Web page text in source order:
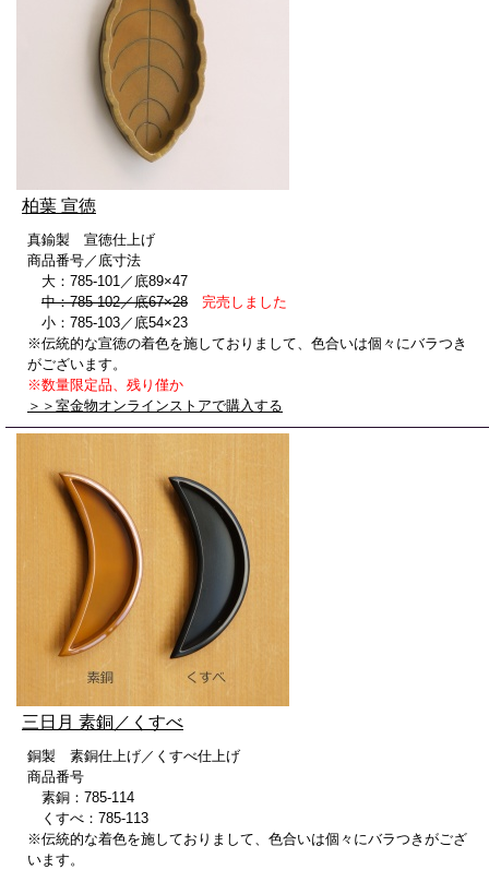
柏葉 宣徳
真鍮製 宣徳仕上げ
商品番号／底寸法
大：785-101／底89×47
中：785-102／底67×28 完売しました
小：785-103／底54×23
※伝統的な宣徳の着色を施しておりまして、色合いは個々にバラつき
がございます。
※数量限定品、残り僅か
＞＞室金物オンラインストアで購入する
三日月 素銅／くすべ
銅製 素銅仕上げ／くすべ仕上げ
商品番号
素銅：785-114
くすべ：785-113
※伝統的な着色を施しておりまして、色合いは個々にバラつきがござ
います。